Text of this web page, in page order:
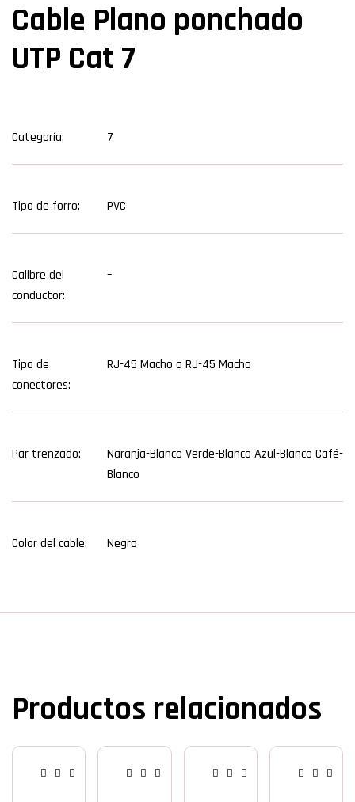
Cable Plano ponchado
UTP Cat 7
Categoría: 7
Tipo de forro: PVC
Calibre del
conductor:
–
Tipo de
conectores:
RJ-45 Macho a RJ-45 Macho
Par trenzado:
Naranja-Blanco Verde-Blanco Azul-Blanco Café-
Blanco
Color del cable: Negro
Productos relacionados
A
A
A